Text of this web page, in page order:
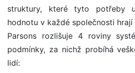
struktury, které tyto potřeby
hodnotu v každé společnosti hrají
Parsons rozlišuje 4 roviny
podmínky, za nichž probíhá
lidí: